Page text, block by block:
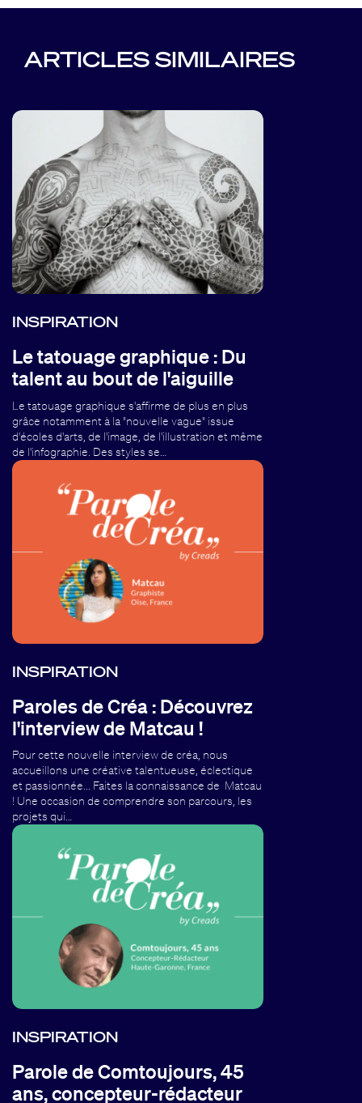
ARTICLES SIMILAIRES
INSPIRATION
Le tatouage graphique : Du
talent au bout de l'aiguille
Le tatouage graphique s'affirme de plus en plus
grâce notamment à la "nouvelle vague" issue
d'écoles d'arts, de l'image, de l'illustration et même
de l'infographie. Des styles se…
INSPIRATION
Paroles de Créa : Découvrez
l'interview de Matcau !
Pour cette nouvelle interview de créa, nous
accueillons une créative talentueuse, éclectique
et passionnée... Faites la connaissance de Matcau
! Une occasion de comprendre son parcours, les
projets qui…
INSPIRATION
Parole de Comtoujours, 45
ans, concepteur-rédacteur